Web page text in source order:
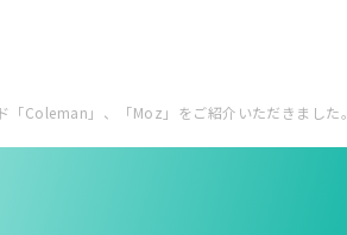
「Coleman」、「Moz」をご紹介いただきました。